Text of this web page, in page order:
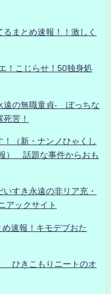
まとめ速報！！激しく
！こじらせ！50独身処
の無職童貞- ぼっちな
苦！
（新・ナンノひゃくし
） 話題な事件からおも
すき永遠の非リア充・
アックサイト
速報！キモデブおた
ひきこもりニートのオ